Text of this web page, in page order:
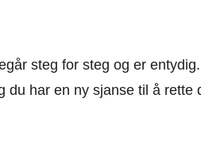
steg for steg og er
du har en ny sjanse til å rette